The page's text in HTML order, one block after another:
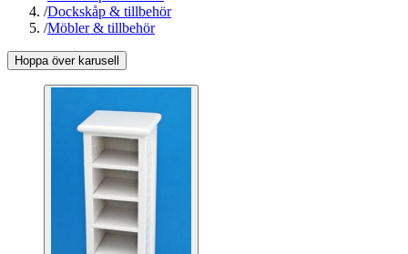
/Dockskåp & tillbehör
/Möbler & tillbehör
Hoppa över karusell